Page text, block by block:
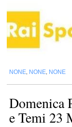
NONE NONE NONE
Domenica
e Temi 23